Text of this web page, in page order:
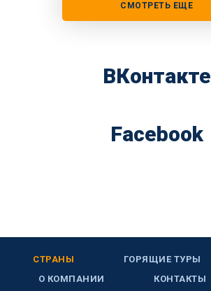
СМОТРЕТЬ ЕЩЕ
ВКонтакте
Facebook
СТРАНЫ ГОРЯЩИЕ ТУРЫ
О КОМПАНИИ
КОНТАКТЫ